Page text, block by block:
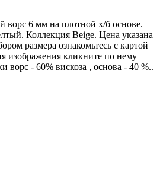
ворс 6 мм на плотной х/б основе.
Коллекция Beige. Цена указана
размера ознакомьтесь с картой
изображения кликните по нему
ворс - 60% вискоза , основа - 40 %..